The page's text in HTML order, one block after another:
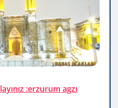
:erzurum agzı